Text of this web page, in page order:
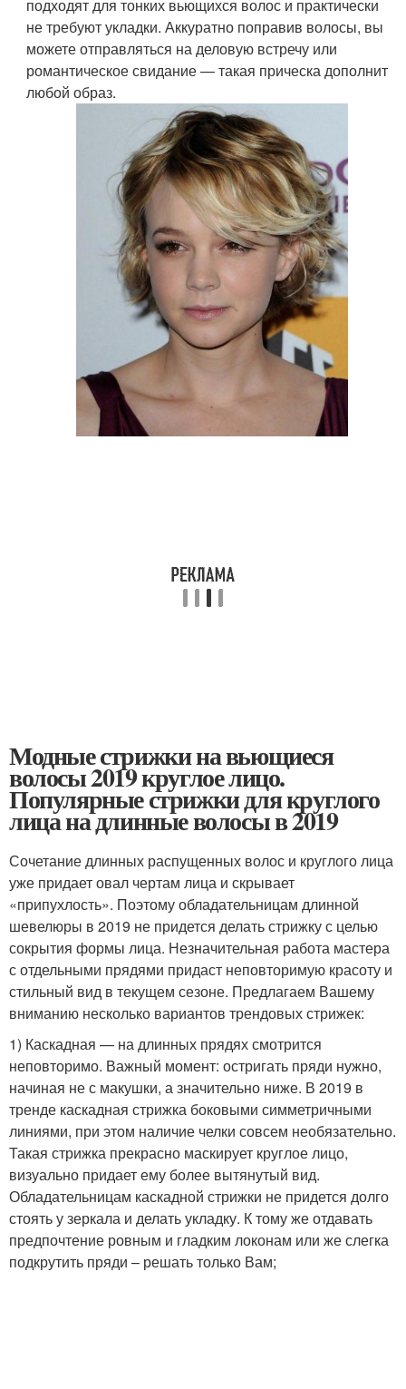
подходят для тонких вьющихся волос и практически
не требуют укладки. Аккуратно поправив волосы, вы
можете отправляться на деловую встречу или
романтическое свидание — такая прическа дополнит
любой образ.
Модные стрижки на вьющиеся
волосы 2019 круглое лицо.
Популярные стрижки для круглого
лица на длинные волосы в 2019
Сочетание длинных распущенных волос и круглого лица
уже придает овал чертам лица и скрывает
«припухлость». Поэтому обладательницам длинной
шевелюры в 2019 не придется делать стрижку с целью
сокрытия формы лица. Незначительная работа мастера
с отдельными прядями придаст неповторимую красоту и
стильный вид в текущем сезоне. Предлагаем Вашему
вниманию несколько вариантов трендовых стрижек:
1) Каскадная — на длинных прядях смотрится
неповторимо. Важный момент: остригать пряди нужно,
начиная не с макушки, а значительно ниже. В 2019 в
тренде каскадная стрижка боковыми симметричными
линиями, при этом наличие челки совсем необязательно.
Такая стрижка прекрасно маскирует круглое лицо,
визуально придает ему более вытянутый вид.
Обладательницам каскадной стрижки не придется долго
стоять у зеркала и делать укладку. К тому же отдавать
предпочтение ровным и гладким локонам или же слегка
подкрутить пряди – решать только Вам;